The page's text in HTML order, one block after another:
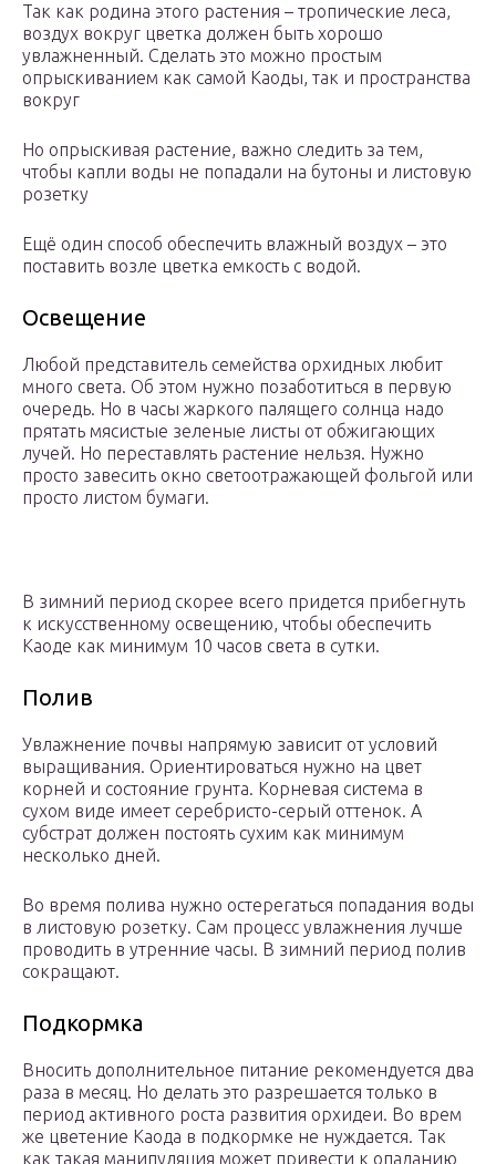
Так как родина этого растения – тропические леса,
воздух вокруг цветка должен быть хорошо
увлажненный. Сделать это можно простым
опрыскиванием как самой Каоды, так и пространства
вокруг
Но опрыскивая растение, важно следить за тем,
чтобы капли воды не попадали на бутоны и листовую
розетку
Ещё один способ обеспечить влажный воздух – это
поставить возле цветка емкость с водой.
Освещение
Любой представитель семейства орхидных любит
много света. Об этом нужно позаботиться в первую
очередь. Но в часы жаркого палящего солнца надо
прятать мясистые зеленые листы от обжигающих
лучей. Но переставлять растение нельзя. Нужно
просто завесить окно светоотражающей фольгой или
просто листом бумаги.
В зимний период скорее всего придется прибегнуть
к искусственному освещению, чтобы обеспечить
Каоде как минимум 10 часов света в сутки.
Полив
Увлажнение почвы напрямую зависит от условий
выращивания. Ориентироваться нужно на цвет
корней и состояние грунта. Корневая система в
сухом виде имеет серебристо-серый оттенок. А
субстрат должен постоять сухим как минимум
несколько дней.
Во время полива нужно остерегаться попадания воды
в листовую розетку. Сам процесс увлажнения лучше
проводить в утренние часы. В зимний период полив
сокращают.
Подкормка
Вносить дополнительное питание рекомендуется два
раза в месяц. Но делать это разрешается только в
период активного роста развития орхидеи. Во врем
же цветение Каода в подкормке не нуждается. Так
как такая манипуляция может привести к опаданию